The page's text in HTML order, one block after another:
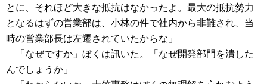
とに、それほど大きな抵抗はなかったよ。最大の抵抗勢力
となるはずの営業部は、小林の件で社内から非難され、当
時の営業部長は左遷されていたからな」
「なぜですか」ぼくは訊いた。「なぜ開発部門を潰した
んでしょうか」